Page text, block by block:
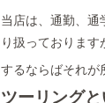
当店は、通勤、通
り扱っておりま
するならばそれが
ツーリングと